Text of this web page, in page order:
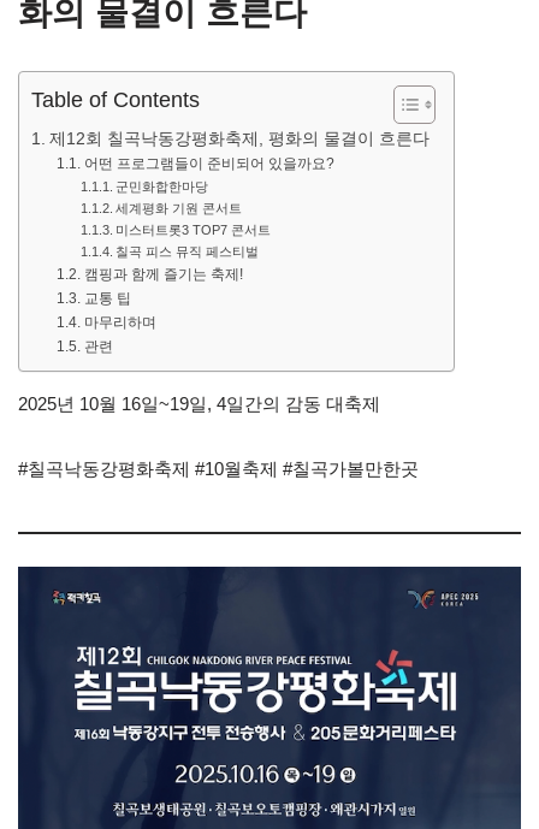
화의 물결이 흐른다
Table of Contents
제12회 칠곡낙동강평화축제, 평화의 물결이 흐른다
어떤 프로그램들이 준비되어 있을까요?
군민화합한마당
세계평화 기원 콘서트
미스터트롯3 TOP7 콘서트
칠곡 피스 뮤직 페스티벌
캠핑과 함께 즐기는 축제!
교통 팁
마무리하며
관련
2025년 10월 16일~19일, 4일간의 감동 대축제
#칠곡낙동강평화축제 #10월축제 #칠곡가볼만한곳